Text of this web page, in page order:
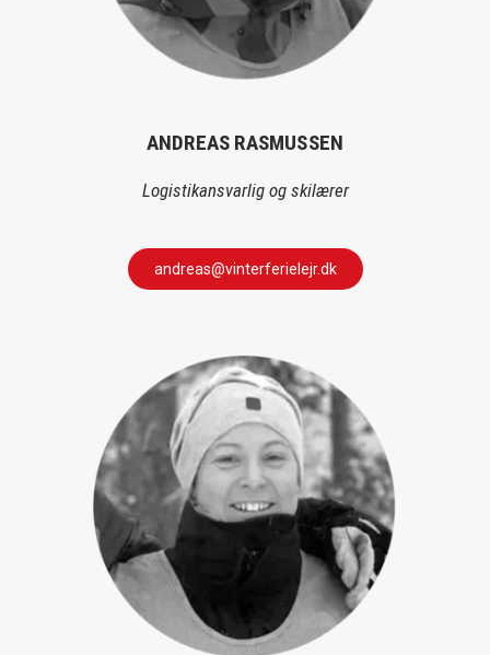
ANDREAS RASMUSSEN
Logistikansvarlig og skilærer
andreas@vinterferielejr.dk